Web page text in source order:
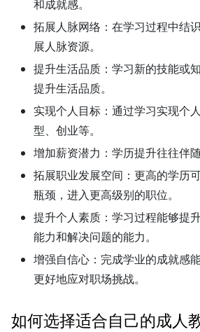
和成就感。
拓展人脉网络： 在学习过程中结
展人脉资源。
提升生活品质： 学习新的技能或
提升生活品质。
实现个人目标： 通过学习实现个
型、创业等。
增加薪资潜力： 学历提升往往伴
拓展职业发展空间： 更高的学历
瓶颈，进入更高级别的职位。
提升个人素质： 学习过程能够提
能力和解决问题的能力。
增强自信心： 完成学业的成就感
更好地应对职场挑战。
如何选择适合自己的成人